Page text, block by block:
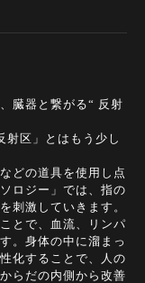
臓器と繋がる“ 反射
射区」とはもう少し
どの道具を使用し点
ロジー」では、指の
刺激していきます。
とで、血流、リンパ
。身体の中に溜まっ
化することで、人の
らだの内側から改善